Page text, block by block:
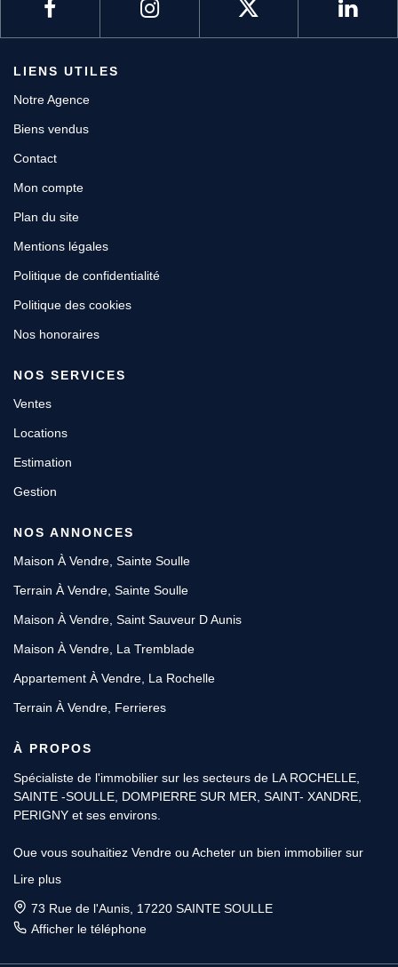
LIENS UTILES
Notre Agence
Biens vendus
Contact
Mon compte
Plan du site
Mentions légales
Politique de confidentialité
Politique des cookies
Nos honoraires
NOS SERVICES
Ventes
Locations
Estimation
Gestion
NOS ANNONCES
Maison À Vendre, Sainte Soulle
Terrain À Vendre, Sainte Soulle
Maison À Vendre, Saint Sauveur D Aunis
Maison À Vendre, La Tremblade
Appartement À Vendre, La Rochelle
Terrain À Vendre, Ferrieres
À PROPOS
Spécialiste de l'immobilier sur les secteurs de LA ROCHELLE,
SAINTE -SOULLE, DOMPIERRE SUR MER, SAINT- XANDRE,
PERIGNY et ses environs.
Que vous souhaitiez Vendre ou Acheter un bien immobilier sur
ROCHELLE. Avec plus de 10 ans d’expérience, les Conseillers
BLOWSENS, sont les spécialistes de l'immobilier et vous
apporteront toute l'aide nécessaire pour faire aboutir votre projet.
Lire plus
73 Rue de l'Aunis, 17220 SAINTE SOULLE
Afficher le téléphone